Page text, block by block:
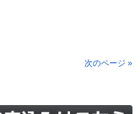
次のページ »